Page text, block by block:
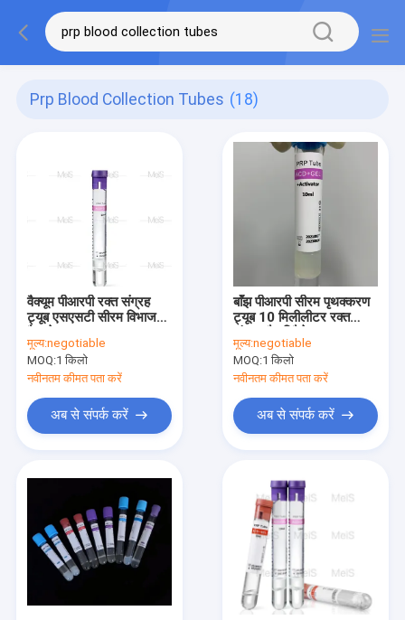
Prp Blood Collection Tubes (18)
वैक्यूम पीआरपी रक्त संग्रह
ट्यूब एसएसटी सीरम विभाजक
मूल्य:negotiable
MOQ:1 किलो
नवीनतम कीमत पता करें
अब से संपर्क करें
बाँझ पीआरपी सीरम पृथक्करण
ट्यूब 10 मिलीलीटर रक्त
मूल्य:negotiable
MOQ:1 किलो
नवीनतम कीमत पता करें
अब से संपर्क करें